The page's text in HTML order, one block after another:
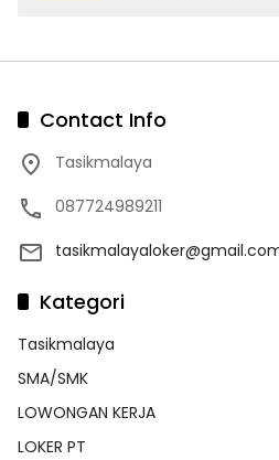
Contact Info
Tasikmalaya
087724989211
Kategori
Tasikmalaya
SMA/SMK
LOWONGAN KERJA
LOKER PT